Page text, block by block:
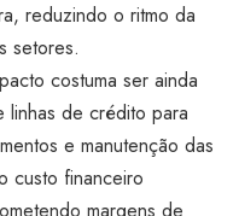
reduzindo o ritmo da
setores.
costuma ser ainda
linhas de crédito para
e manutenção das
custo financeiro